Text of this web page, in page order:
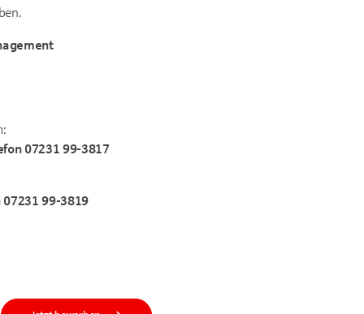
07231 99-3817
99-3819